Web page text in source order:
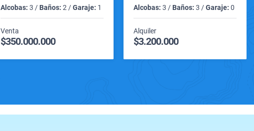
Alcobas: 3 / Baños: 2 /Garaje: 1
Venta
$350.000.000
Alcobas: 3 / Baños: 3 /Garaje: 0
Alquiler
$3.200.000